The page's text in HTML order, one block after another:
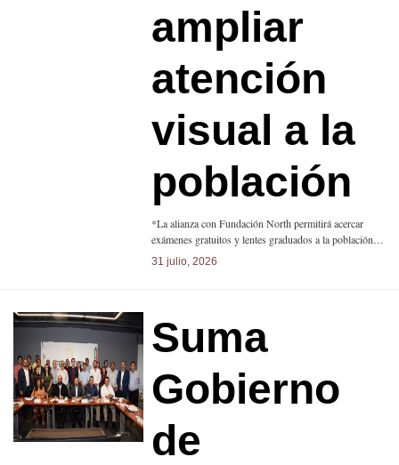
ampliar
atención
visual a la
población
*La alianza con Fundación North permitirá acercar
exámenes gratuitos y lentes graduados a la población…
31 julio, 2026
Suma
Gobierno
de